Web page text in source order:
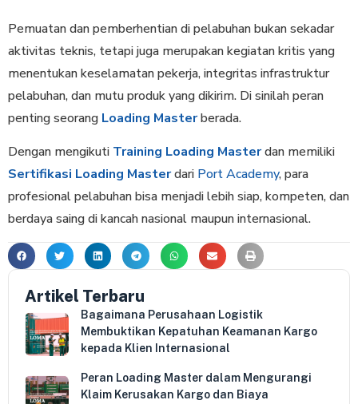
Pemuatan dan pemberhentian di pelabuhan bukan sekadar
aktivitas teknis, tetapi juga merupakan kegiatan kritis yang
menentukan keselamatan pekerja, integritas infrastruktur
pelabuhan, dan mutu produk yang dikirim. Di sinilah peran
penting seorang Loading Masterberada.
Dengan mengikuti Training Loading Masterdan memiliki
Sertifikasi Loading Masterdari Port Academy, para
profesional pelabuhan bisa menjadi lebih siap, kompeten, dan
berdaya saing di kancah nasional maupun internasional.
Artikel Terbaru
Bagaimana Perusahaan Logistik
Membuktikan Kepatuhan Keamanan Kargo
kepada Klien Internasional
Peran Loading Master dalam Mengurangi
Klaim Kerusakan Kargo dan Biaya